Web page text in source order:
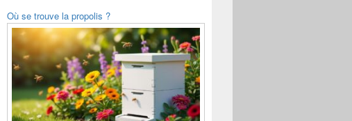
Où se trouve la propolis ?